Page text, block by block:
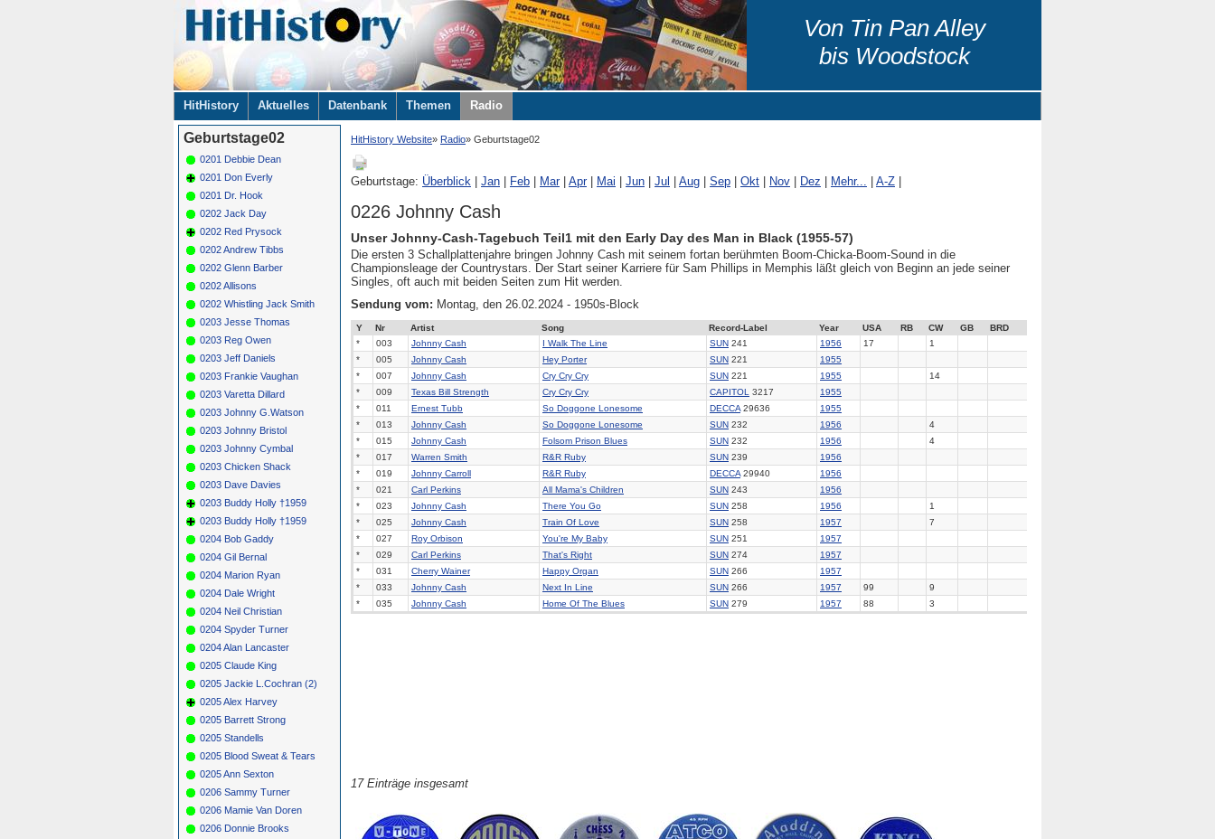
Von Tin Pan Alley
bis Woodstock
Navigation
überspringen
HitHistory Aktuelles Datenbank Themen Radio
HitHistory Website Radio Geburtstage02
Geburtstage: Überblick Jan Feb Mar| Apr| Mai Jun Jul Aug Sep Okt Nov Dez Mehr... A-Z
0226 Johnny Cash
Unser Johnny-Cash-Tagebuch Teil1 mit den Early Day des Man in Black (1955-57)
Die ersten 3 Schallplattenjahre bringen Johnny Cash mit seinem fortan berühmten Boom-Chicka-Boom-Sound in die
Championsleage der Countrystars. Der Start seiner Karriere für Sam Phillips in Memphis läßt gleich von Beginn an jede seiner
Singles, oft auch mit beiden Seiten zum Hit werden.
Sendung vom: Montag, den 26.02.2024 - 1950s-Block
Y Nr Artist Song Record-Label Year USA RB CW GB
BRD
*
003 Johnny Cash I Walk The Line SUN 241 1956 17
1
*
005 Johnny Cash Hey Porter SUN 221
1955
*
007 Johnny Cash Cry Cry Cry SUN 221 1955
14
*
009 Texas Bill Strength Cry Cry Cry CAPITOL 3217
1955
*
011 Ernest Tubb So Doggone Lonesome DECCA29636
1955
*
013 Johnny Cash So Doggone Lonesome SUN 232 1956
4
*
015 Johnny Cash Folsom Prison Blues SUN 232 1956
4
*
017 Warren Smith R&R Ruby SUN 239
1956
*
019 Johnny Carroll R&R Ruby DECCA29940
1956
*
021 Carl Perkins All Mama's Children SUN 243
1956
*
023 Johnny Cash There You Go SUN 258 1956
1
*
025 Johnny Cash Train Of Love SUN 258 1957
7
*
027 Roy Orbison You're My Baby SUN 251
1957
*
029 Carl Perkins That's Right SUN 274
1957
*
031 Cherry Wainer Happy Organ SUN 266
1957
*
033 Johnny Cash Next In Line SUN 266 1957 99
9
*
035 Johnny Cash Home Of The Blues SUN 279 1957 88 3
17 Einträge insgesamt
Geburtstage02
0201 Debbie Dean
0201 Don Everly
0201 Dr. Hook
0202 Jack Day
0202 Red Prysock
0202 Andrew Tibbs
0202 Glenn Barber
0202 Allisons
0202 Whistling Jack Smith
0203 Jesse Thomas
0203 Reg Owen
0203 Jeff Daniels
0203 Frankie Vaughan
0203 Varetta Dillard
0203 Johnny G.Watson
0203 Johnny Bristol
0203 Johnny Cymbal
0203 Chicken Shack
0203 Dave Davies
0203 Buddy Holly †1959
0203 Buddy Holly †1959
0204 Bob Gaddy
0204 Gil Bernal
0204 Marion Ryan
0204 Dale Wright
0204 Neil Christian
0204 Spyder Turner
0204 Alan Lancaster
0205 Claude King
0205 Jackie L.Cochran (2)
0205 Alex Harvey
0205 Barrett Strong
0205 Standells
0205 Blood Sweat & Tears
0205 Ann Sexton
0206 Sammy Turner
0206 Mamie Van Doren
0206 Donnie Brooks